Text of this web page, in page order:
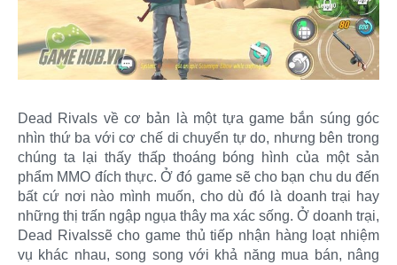
Dead Rivals về cơ bản là một tựa game bắn súng góc
nhìn thứ ba với cơ chế di chuyển tự do, nhưng bên trong
chúng ta lại thấy thấp thoáng bóng hình của một sản
phẩm MMO đích thực. Ở đó game sẽ cho bạn chu du đến
bất cứ nơi nào mình muốn, cho dù đó là doanh trại hay
những thị trấn ngập ngụa thây ma xác sống. Ở doanh trại,
Dead Rivalssẽ cho game thủ tiếp nhận hàng loạt nhiệm
vụ khác nhau, song song với khả năng mua bán, nâng